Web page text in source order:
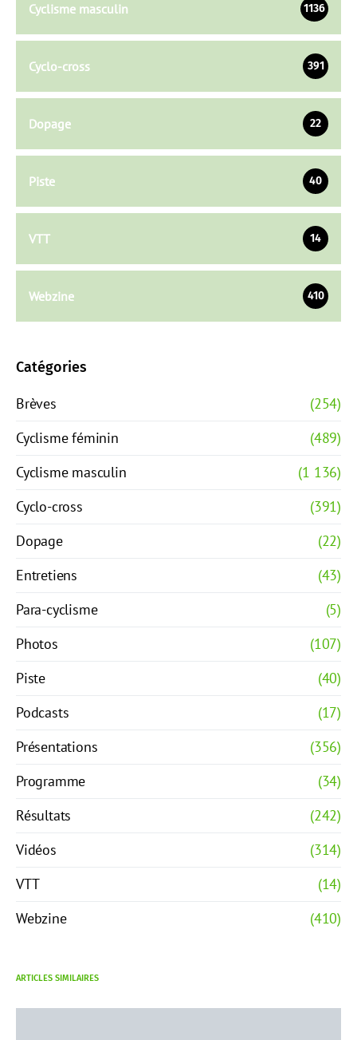
Cyclisme masculin 1136
Cyclo-cross 391
Dopage 22
Piste 40
VTT 14
Webzine 410
Catégories
Brèves
(254)
Cyclisme féminin
(489)
Cyclisme masculin
(1 136)
Cyclo-cross
(391)
Dopage
(22)
Entretiens
(43)
Para-cyclisme
(5)
Photos
(107)
Piste
(40)
Podcasts
(17)
Présentations
(356)
Programme
(34)
Résultats
(242)
Vidéos
(314)
VTT
(14)
Webzine
(410)
ARTICLES SIMILAIRES